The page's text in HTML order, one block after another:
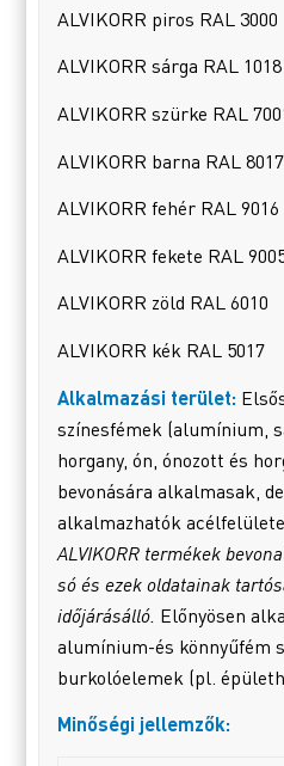
ALVIKORR piros RAL 3000
ALVIKORR sárga RAL 1018
ALVIKORR szürke RAL
ALVIKORR barna RAL 8017
ALVIKORR fehér RAL 9016
ALVIKORR fekete RAL
ALVIKORR zöld RAL 6010
ALVIKORR kék RAL 5017
Alkalmazási terület:
színesfémek (alumínium,
horgany, ón, ónozott és
bevonására alkalmasak,
alkalmazhatók
ALVIKORR termékek
só és ezek oldatainak
időjárásálló. Előnyösen
alumínium-és könnyűfém
burkolóelemek (pl.
Minőségi jellemzők: